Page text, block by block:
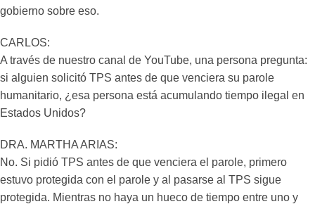
gobierno sobre eso.
CARLOS:
A través de nuestro canal de YouTube, una persona pregunta:
si alguien solicitó TPS antes de que venciera su parole
humanitario, ¿esa persona está acumulando tiempo ilegal en
Estados Unidos?
DRA. MARTHA ARIAS:
No. Si pidió TPS antes de que venciera el parole, primero
estuvo protegida con el parole y al pasarse al TPS sigue
protegida. Mientras no haya un hueco de tiempo entre uno y